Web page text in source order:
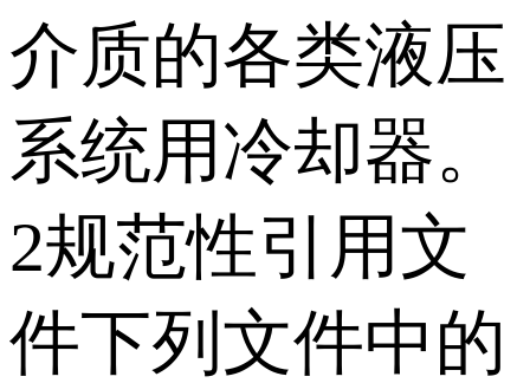
介质的各类液压
系统用冷却器。
2规范性引用文
件下列文件中的